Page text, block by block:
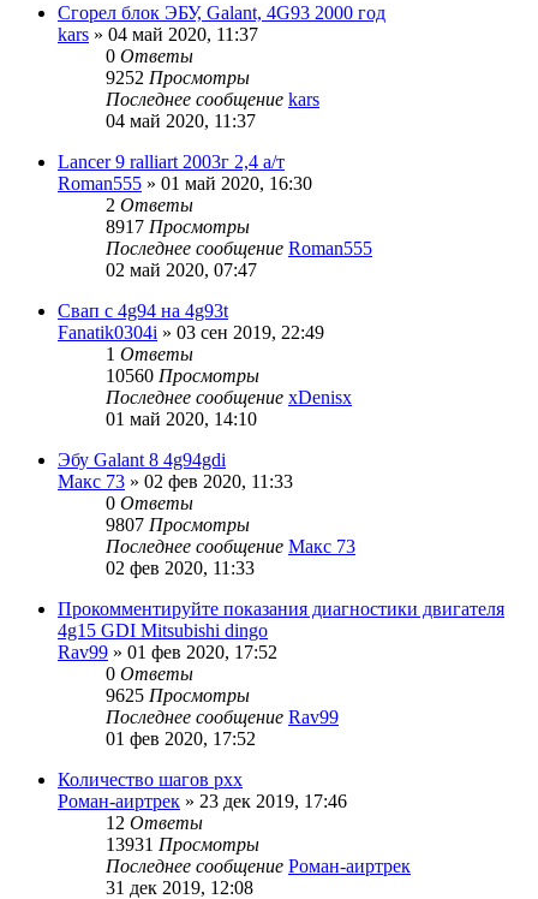
Сгорел блок ЭБУ, Galant, 4G93 2000 год
kars » 04 май 2020, 11:37
0 Ответы
9252 Просмотры
Последнее сообщение kars
04 май 2020, 11:37
Lancer 9 ralliart 2003г 2,4 а/т
Roman555 » 01 май 2020, 16:30
2 Ответы
8917 Просмотры
Последнее сообщение Roman555
02 май 2020, 07:47
Свап с 4g94 на 4g93t
Fanatik0304i » 03 сен 2019, 22:49
1 Ответы
10560 Просмотры
Последнее сообщение xDenisx
01 май 2020, 14:10
Эбу Galant 8 4g94gdi
Макс 73 » 02 фев 2020, 11:33
0 Ответы
9807 Просмотры
Последнее сообщение Макс 73
02 фев 2020, 11:33
Прокомментируйте показания диагностики двигателя
4g15 GDI Mitsubishi dingo
Rav99 » 01 фев 2020, 17:52
0 Ответы
9625 Просмотры
Последнее сообщение Rav99
01 фев 2020, 17:52
Количество шагов рхх
Роман-аиртрек » 23 дек 2019, 17:46
12 Ответы
13931 Просмотры
Последнее сообщение Роман-аиртрек
31 дек 2019, 12:08